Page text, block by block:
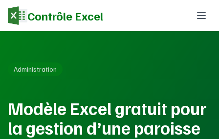
Contrôle Excel
Administration
Modèle Excel gratuit pour
la gestion d’une paroisse